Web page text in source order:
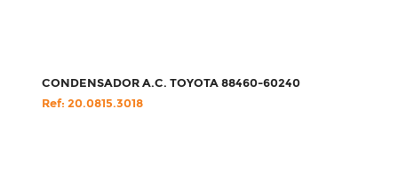
CONDENSADOR A.C. TOYOTA 88460-60240
Ref: 20.0815.3018